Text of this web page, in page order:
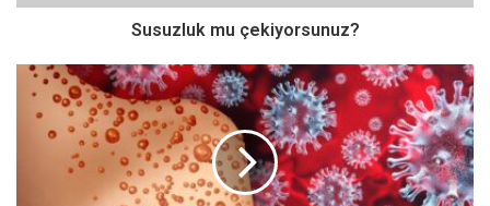
denilen damar sertliği tablosuna yol açıyor. Damar
tıkanıklığı hastalıklarının neredeyse yarısını sigara kullanımı
oluşturuyor. Üstelik sadece sigara içmek değil, sigara içilen
yerde bulunmak ve dumana maruz kalmak bile damar
tıkanıklığı riskini artırıyor. Sigaranın kontrol edilebilir risk
faktörleri arasında olması dolayısıyla kişinin olabildiğince
çabuk bu alışkanlıktan vazgeçmesi riski azaltmada çok
Susuzluk mu çekiyorsunuz?